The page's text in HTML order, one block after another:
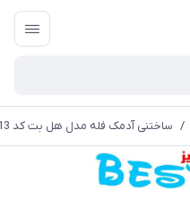
/ ساختنی آدمک فله مدل هل بت کد 13